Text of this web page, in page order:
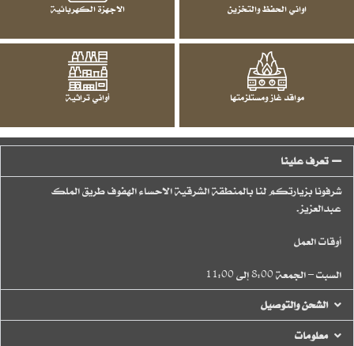
اواني الحفظ والتخزين الاجهزة الكهربائية
مواقد غاز ومستلزمتها أواني تراثية
تعرف علينا
شرفونا بزيارتكم لنا بالمنطقة الشرقية الاحساء الهفوف طريق الملك
عبدالعزيز.
أوقات العمل
السبت – الجمعة 8:00 إلى 11:00
الشحن والتوصيل
معلومات